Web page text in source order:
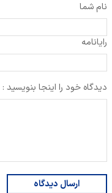
نام شما
رایانامه
دیدگاه خود را اینجا بنویسید :
ارسال دیدگاه